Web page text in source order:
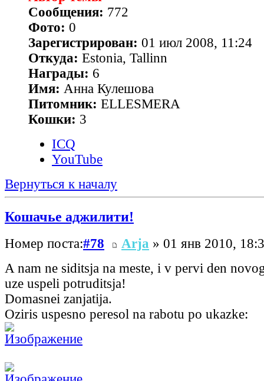
Сообщения: 772
Фото: 0
Зарегистрирован: 01 июл 2008, 11:24
Откуда: Estonia, Tallinn
Награды: 6
Имя: Анна Кулешова
Питомник: ELLESMERA
Кошки: 3
ICQ
YouTube
Вернуться к началу
Кошачье аджилити!
Номер поста:#78 Arja » 01 янв 2010,
A nam ne siditsja na meste, i v pervi den
uze uspeli potruditsja!
Domasnei zanjatija.
Oziris uspesno peresol na rabotu po ukazke: